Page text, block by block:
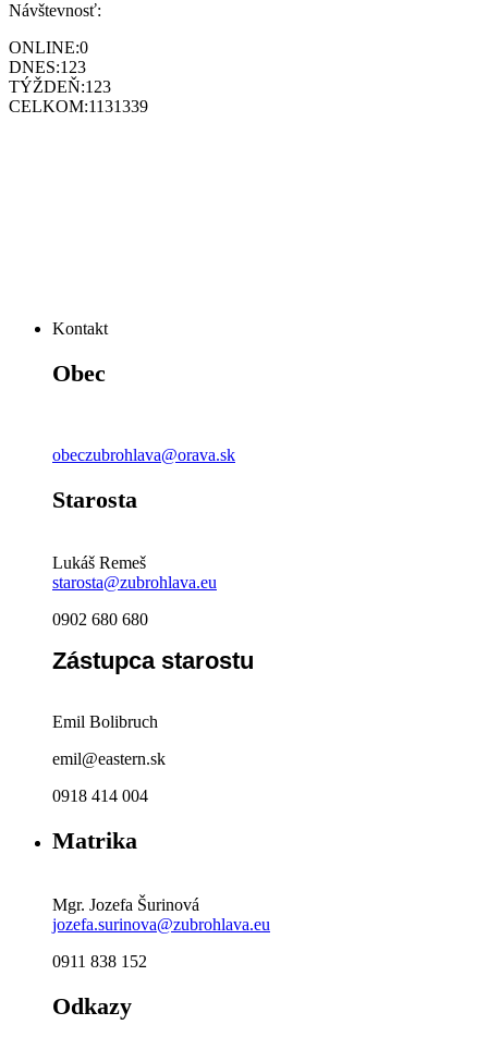
Návštevnosť:
ONLINE:0
DNES:123
TÝŽDEŇ:123
CELKOM:1131339
Kontakt
Obec
obeczubrohlava@orava.sk
Starosta
Lukáš Remeš
starosta@zubrohlava.eu
0902 680 680
Zástupca starostu
Emil Bolibruch
emil@eastern.sk
0918 414 004
Matrika
Mgr. Jozefa Šurinová
jozefa.surinova@zubrohlava.eu
0911 838 152
Odkazy